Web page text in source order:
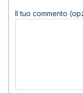
Il tuo commento